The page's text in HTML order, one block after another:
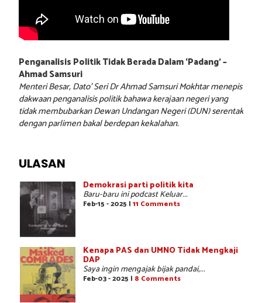
Penganalisis Politik Tidak Berada Dalam ‘Padang’ –
Ahmad Samsuri
Menteri Besar, Dato’ Seri Dr Ahmad Samsuri Mokhtar menepis
dakwaan penganalisis politik bahawa kerajaan negeri yang
tidak membubarkan Dewan Undangan Negeri (DUN) serentak
dengan parlimen bakal berdepan kekalahan.
ULASAN
Demokrasi parti politik kita
Baru-baru ini podcast Keluar...
Feb-15 - 2025 | 11 Comments
Kenapa PAS dan UMNO Tidak Mengkaji
DAP
Saya ingin mengajak bijak pandai,...
Feb-03 - 2025 | 8 Comments